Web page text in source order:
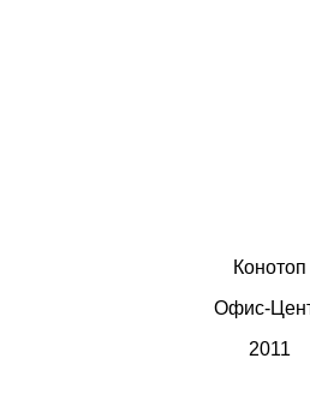
Конотоп
Офис-
2011